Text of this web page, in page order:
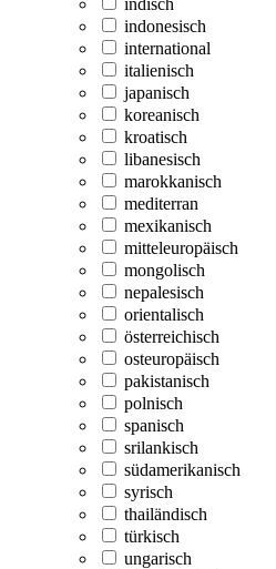
indonesisch
international
italienisch
japanisch
koreanisch
kroatisch
libanesisch
marokkanisch
mediterran
mexikanisch
mitteleuropäisch
mongolisch
nepalesisch
orientalisch
österreichisch
osteuropäisch
pakistanisch
polnisch
spanisch
srilankisch
südamerikanisch
syrisch
thailändisch
türkisch
ungarisch